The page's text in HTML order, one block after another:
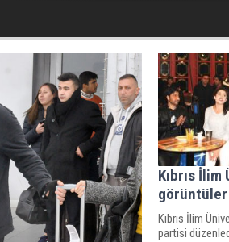
Kıbrıs
görüntüler
Kıbrıs İlim
partisi